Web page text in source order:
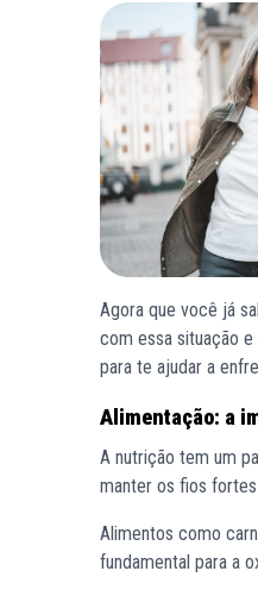
Agora que você já
com essa situação
para te ajudar a
Alimentação: a
A nutrição tem um
manter os fios fortes
Alimentos como
fundamental para a